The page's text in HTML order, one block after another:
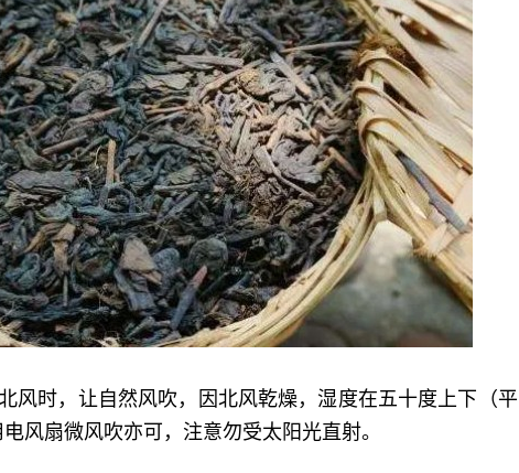
风时，让自然风吹，因北风乾燥，湿度在五十度上下（
风扇微风吹亦可，注意勿受太阳光直射。